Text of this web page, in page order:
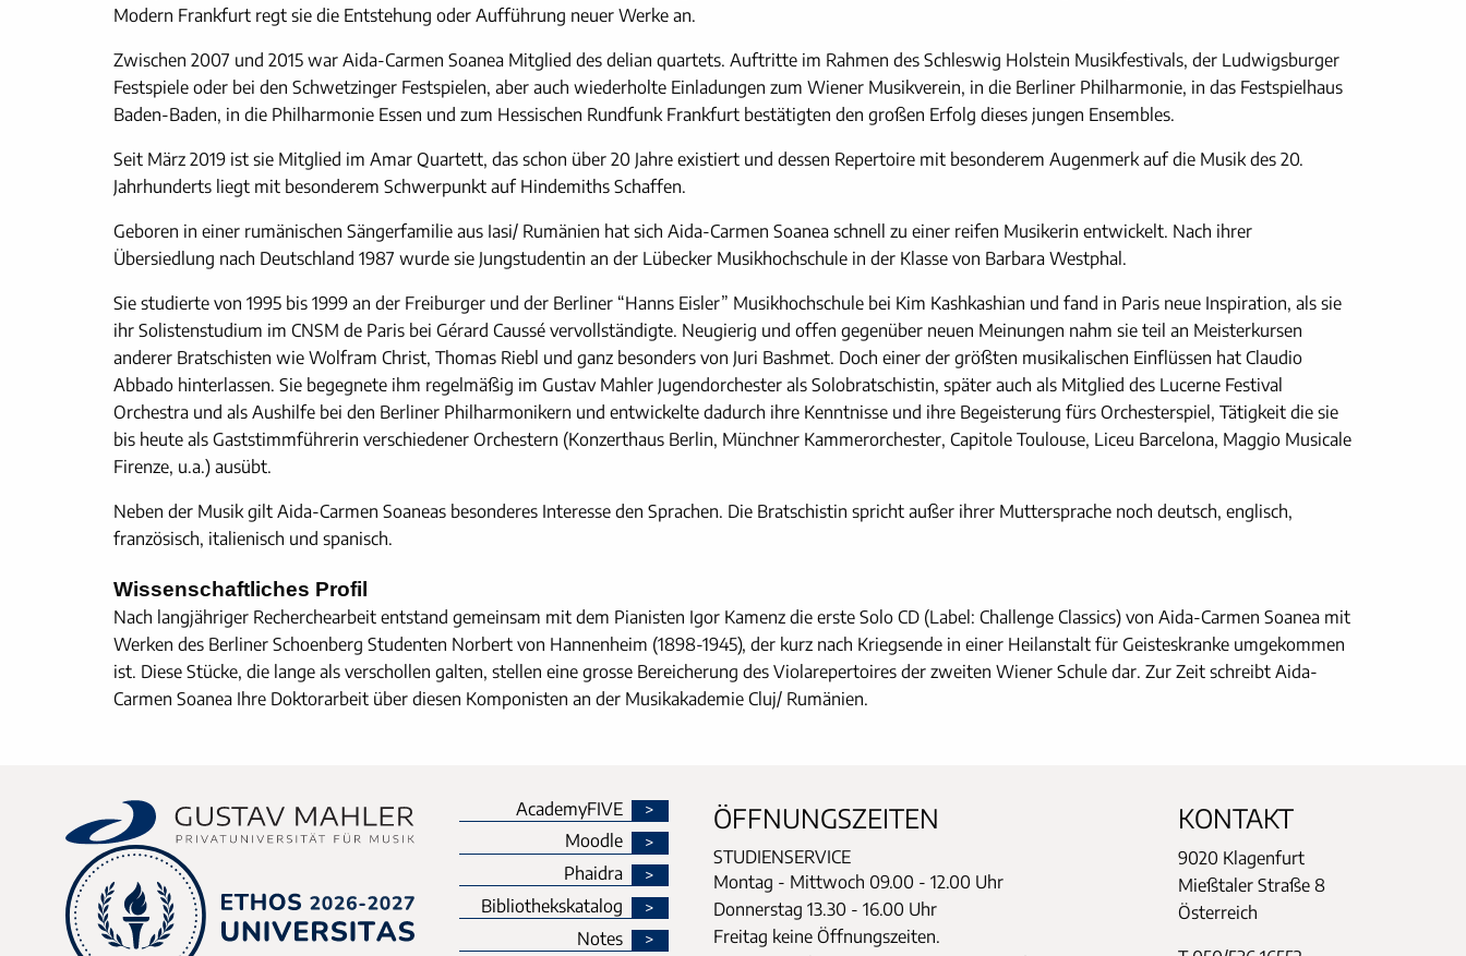
Modern Frankfurt regt sie die Entstehung oder Aufführung neuer Werke an.
Zwischen 2007 und 2015 war Aida-Carmen Soanea Mitglied des delian quartets. Auftritte im Rahmen des Schleswig Holstein Musikfestivals, der Ludwigsburger
Festspiele oder bei den Schwetzinger Festspielen, aber auch wiederholte Einladungen zum Wiener Musikverein, in die Berliner Philharmonie, in das Festspielhaus
Baden-Baden, in die Philharmonie Essen und zum Hessischen Rundfunk Frankfurt bestätigten den großen Erfolg dieses jungen Ensembles.
Seit März 2019 ist sie Mitglied im Amar Quartett, das schon über 20 Jahre existiert und dessen Repertoire mit besonderem Augenmerk auf die Musik des 20.
Jahrhunderts liegt mit besonderem Schwerpunkt auf Hindemiths Schaffen.
Geboren in einer rumänischen Sängerfamilie aus Iasi/ Rumänien hat sich Aida-Carmen Soanea schnell zu einer reifen Musikerin entwickelt. Nach ihrer
Übersiedlung nach Deutschland 1987 wurde sie Jungstudentin an der Lübecker Musikhochschule in der Klasse von Barbara Westphal.
Sie studierte von 1995 bis 1999 an der Freiburger und der Berliner “Hanns Eisler” Musikhochschule bei Kim Kashkashian und fand in Paris neue Inspiration, als sie
ihr Solistenstudium im CNSM de Paris bei Gérard Caussé vervollständigte. Neugierig und offen gegenüber neuen Meinungen nahm sie teil an Meisterkursen
anderer Bratschisten wie Wolfram Christ, Thomas Riebl und ganz besonders von Juri Bashmet. Doch einer der größten musikalischen Einflüssen hat Claudio
Abbado hinterlassen. Sie begegnete ihm regelmäßig im Gustav Mahler Jugendorchester als Solobratschistin, später auch als Mitglied des Lucerne Festival
Orchestra und als Aushilfe bei den Berliner Philharmonikern und entwickelte dadurch ihre Kenntnisse und ihre Begeisterung fürs Orchesterspiel, Tätigkeit die sie
bis heute als Gaststimmführerin verschiedener Orchestern (Konzerthaus Berlin, Münchner Kammerorchester, Capitole Toulouse, Liceu Barcelona, Maggio Musicale
Firenze, u.a.) ausübt.
Neben der Musik gilt Aida-Carmen Soaneas besonderes Interesse den Sprachen. Die Bratschistin spricht außer ihrer Muttersprache noch deutsch, englisch,
französisch, italienisch und spanisch.
Wissenschaftliches Profil
Nach langjähriger Recherchearbeit entstand gemeinsam mit dem Pianisten Igor Kamenz die erste Solo CD (Label: Challenge Classics) von Aida-Carmen Soanea mit
Werken des Berliner Schoenberg Studenten Norbert von Hannenheim (1898-1945), der kurz nach Kriegsende in einer Heilanstalt für Geisteskranke umgekommen
ist. Diese Stücke, die lange als verschollen galten, stellen eine grosse Bereicherung des Violarepertoires der zweiten Wiener Schule dar. Zur Zeit schreibt Aida-
Carmen Soanea Ihre Doktorarbeit über diesen Komponisten an der Musikakademie Cluj/ Rumänien.
AcademyFIVE
Moodle
Phaidra
Bibliothekskatalog
Notes
ÖFFNUNGSZEITEN
STUDIENSERVICE
Montag - Mittwoch 09.00 - 12.00 Uhr
Donnerstag 13.30 - 16.00 Uhr
Freitag keine Öffnungszeiten.
KONTAKT
9020 Klagenfurt
Mießtaler Straße 8
Österreich